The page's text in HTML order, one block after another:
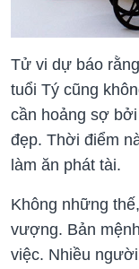
Tử vi dự báo
tuổi Tý cũng
cần hoảng sợ
đẹp. Thời điểm
làm ăn phát tài.
Không những
vượng. Bản
việc. Nhiều